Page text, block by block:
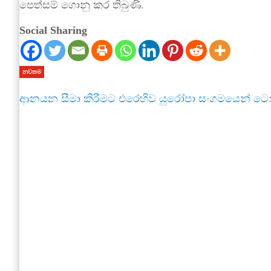
පෙත්සම් ගොනු කර තිබුණි.
Social Sharing
නවතම
ආනයන සීමා කිරීමට එරෙහිව යුරෝපා සංගමයෙන්